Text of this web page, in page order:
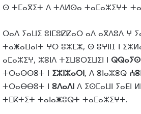
ⵙ ⵜⵎⴰⴳⵉⵜ ⴷ ⵜⴷⵍⵙⴰ ⵜⴰⵎⴰⵣⵉⵖⵜ
ⵔⴰⴷ ⵢⴰⵡⵉ ⵓⵏⵎⵓⵇⵇⴰⵔ ⴰⴷ ⴰⴳⴷⵓⴷ ⵖ
ⵜⴰⵥⴰⵡⴰⵏⵜ ⵖⵔ ⵓⵣⵎⵣ, ⵙ ⵓⵖⵏⵏⵊ ⵏ
ⴰⵎⴰⵣⵉⵖ, ⵣⵓⵏⴷ ⵜⵉⵡⵓⵔⵉⵡⵉⵏ ⵏ ⵕⵕⴰⵢⵙ
ⵜⵔⴰⴱⴱⵓⵜ ⵏ ⵉⵣⵏⵣⴰⵔⵏ, ⴷ ⵓⵏⴰⵥⵓⵕ
ⵜⵔⴰⴱⴱⵓⵜ ⵏ ⵓⴷⴰⴷⵏⴷ ⵉⵙⵎⴰⵡⵏ ⵢⴰⴹⵏ
ⵜⵎⴽⵜⵉⵜ ⵜⴰⵏⴰⵥⵓⵕⵜ ⵜⴰⵎⴰⵣⵉⵖⵜ.